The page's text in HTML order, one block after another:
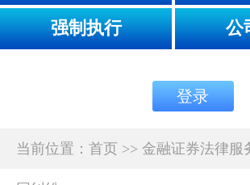
强制执行 公
登录
当前位置： 首页 >> 金融证券法律服